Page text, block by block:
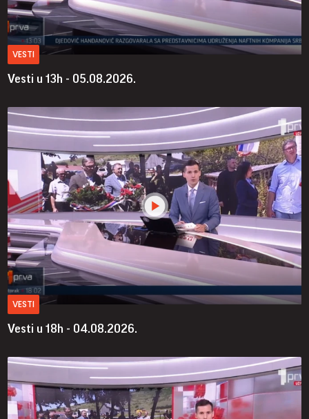
VESTI
Vesti u 13h - 05.08.2026.
VESTI
Vesti u 18h - 04.08.2026.